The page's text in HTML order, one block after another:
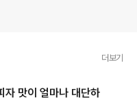
더보기
자 맛이 얼마나 대단하